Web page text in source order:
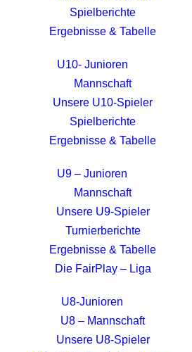
Spielberichte
Ergebnisse & Tabelle
U10- Junioren
Mannschaft
Unsere U10-Spieler
Spielberichte
Ergebnisse & Tabelle
U9 – Junioren
Mannschaft
Unsere U9-Spieler
Turnierberichte
Ergebnisse & Tabelle
Die FairPlay – Liga
U8-Junioren
U8 – Mannschaft
Unsere U8-Spieler